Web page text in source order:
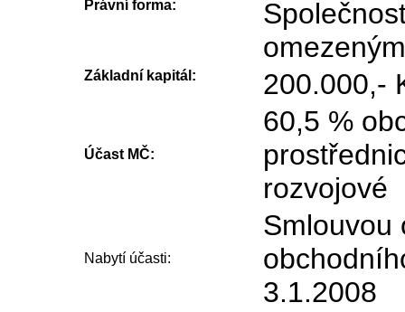
Právní forma:
omezeným
Základní kapitál: 200.000,-
Účast MČ:
60,5 %
rozvojové
Nabytí účasti:
Smlouvou
3.1.2008